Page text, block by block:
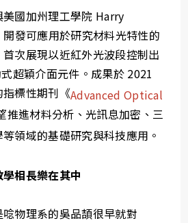
國加州理工學院 Harry
發可應用於研究材料光特性的
次展現以近紅外光波段控制出
超穎介面元件。成果於 2021
標性期刊《Advanced Optical
推進材料分析、光訊息加密、三
領域的基礎研究與科技應用。
相長樂在其中
物理系的吳品頡很早就對